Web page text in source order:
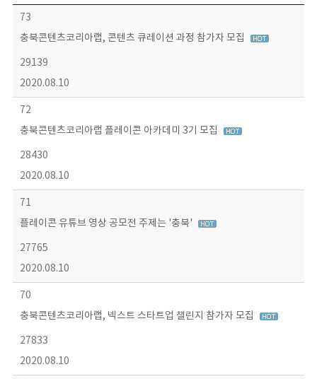
보도자료 목록 - 번호, 제목, 작성자, 파일, 조회수, 작성일 정보 제공
73
충북콘텐츠코리아랩, 콘텐츠 큐레이션 과정 참가자 모집
29139
2020.08.10
72
충북콘텐츠코리아랩 플레이콘 아카데미 3기 모집
28430
2020.08.10
71
플레이콘 유튜브 영상 공모전 주제는 '충북'
27765
2020.08.10
70
충북콘텐츠코리아랩, 넥스트 스타트업 챌린지 참가자 모집
27833
2020.08.10